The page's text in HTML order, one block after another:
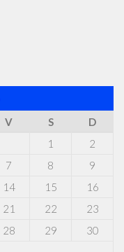
V S
D
1
2
7 8
9
14 15
16
21 22
23
28 29
30